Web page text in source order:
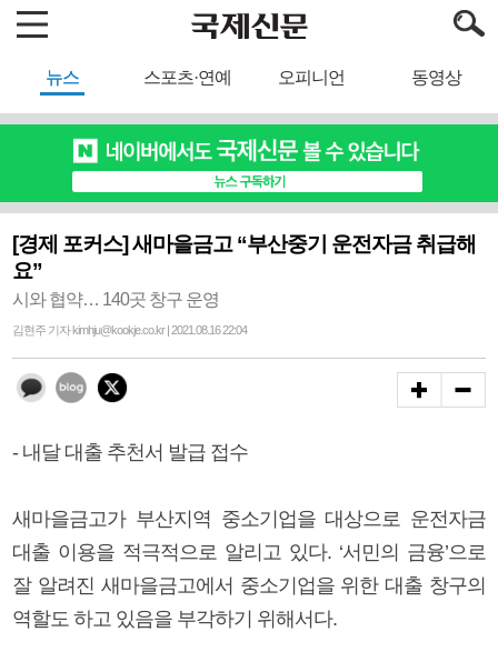
뉴스 스포츠·연예 오피니언 동영상
[경제 포커스] 새마을금고 “부산중기 운전자금 취급해
요”
시와 협약… 140곳 창구 운영
김현주 기자 kimhju@kookje.co.kr | 2021.08.16 22:04
- 내달 대출 추천서 발급 접수
새마을금고가 부산지역 중소기업을 대상으로 운전자금
대출 이용을 적극적으로 알리고 있다. ‘서민의 금융’으로
잘 알려진 새마을금고에서 중소기업을 위한 대출 창구의
역할도 하고 있음을 부각하기 위해서다.